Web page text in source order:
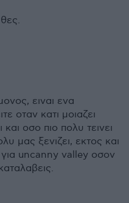
ειναι ενα
οταν κατι μοιαζει
οσο πιο πολυ τεινει
μας ξενιζει, εκτος και
uncanny valley οσον